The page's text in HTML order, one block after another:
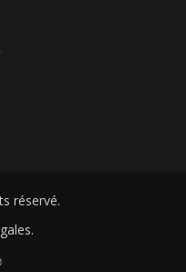
réservé.